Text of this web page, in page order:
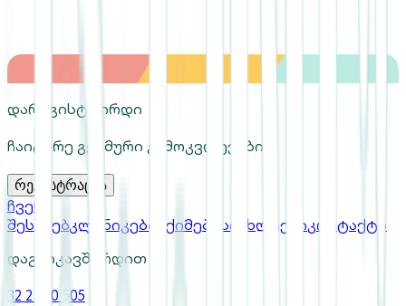
დარეგისტრირდი
ჩაიტარე გეგმური გამოკვლევები
რეგისტრაცია
ჩვენ
შესახებკლინიკები ექიმები სიახლეებიკონტაქტი
დაგვიკავშირდით
32 2 550 505